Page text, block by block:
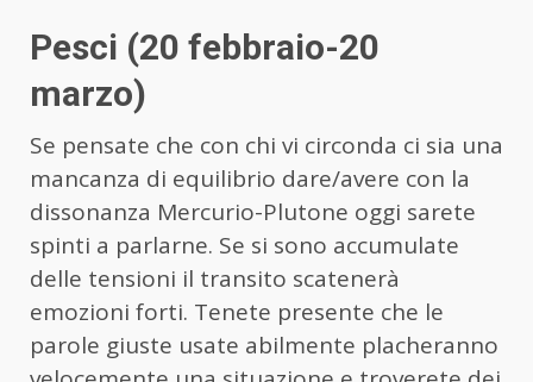
Pesci (20 febbraio-20
marzo)
Se pensate che con chi vi circonda ci sia una
mancanza di equilibrio dare/avere con la
dissonanza Mercurio-Plutone oggi sarete
spinti a parlarne. Se si sono accumulate
delle tensioni il transito scatenerà
emozioni forti. Tenete presente che le
parole giuste usate abilmente placheranno